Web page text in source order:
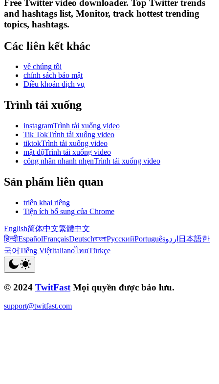
Free Twitter video downloader. Top Twitter trends
and hashtags list, Monitor, track hottest trending
topics, hashtags.
Các liên kết khác
về chúng tôi
chính sách bảo mật
Điều khoản dịch vụ
Trình tải xuống
instagramTrình tải xuống video
Tik TokTrình tải xuống video
tiktokTrình tải xuống video
mật độTrình tải xuống video
công nhân nhanh nhẹnTrình tải xuống video
Sản phẩm liên quan
triển khai riêng
Tiện ích bổ sung của Chrome
English简体中文繁體中文
हिन्दीEspañolFrançaisDeutschবাংলাРусскийPortuguêsاردو 日本語한
국어Tiếng ViệtItalianoไทยTürkçe
© 2024 TwitFast Mọi quyền được bảo lưu.
support@twitfast.com